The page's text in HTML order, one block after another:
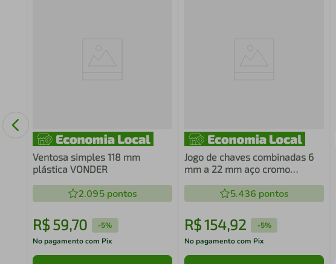
Ventosa simples 118 mm
plástica VONDER
2.095pontos
R$ 59,70 -5%
No pagamento com Pix
Jogo de chaves combinadas 6
mm a 22 mm aço cromo
5.436 pontos
R$154,92 -5%
No pagamento com Pix